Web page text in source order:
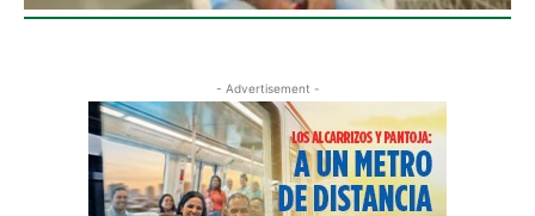
- Advertisement -